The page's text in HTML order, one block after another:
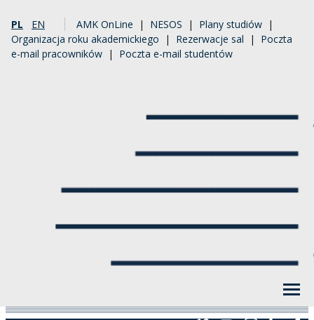
PL EN AMK OnLine | NESOS | Plany studiów |
Organizacja roku akademickiego | Rezerwacje sal | Poczta
e-mail pracowników | Poczta e-mail studentów